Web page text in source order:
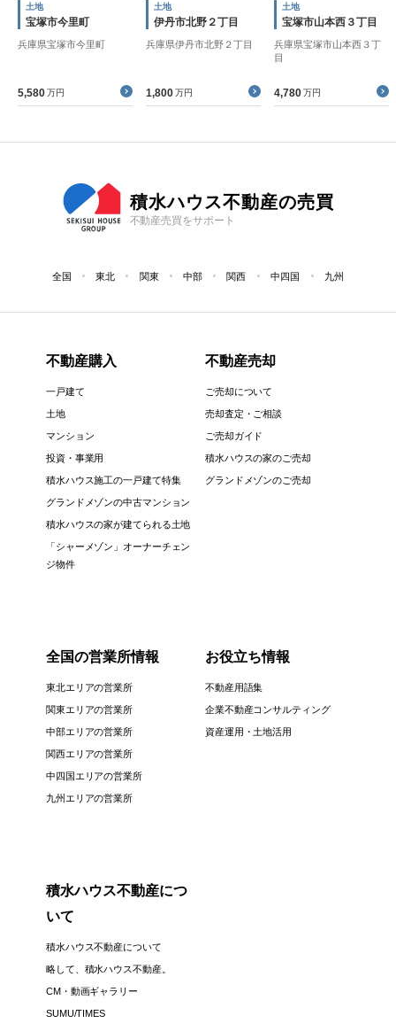
土地
宝塚市今里町
兵庫県宝塚市今里町
5,580 万円
土地
伊丹市北野２丁目
兵庫県伊丹市北野２丁目
1,800 万円
土地
宝塚市山本西３丁目
兵庫県宝塚市山本西３丁
目
4,780 万円
積水ハウス不動産の売買
不動産売買をサポート
全国 東北 関東 中部 関西 中四国 九州
不動産購入
一戸建て
土地
マンション
投資・事業用
積水ハウス施工の一戸建て特集
グランドメゾンの中古マンション
積水ハウスの家が建てられる土地
「シャーメゾン」オーナーチェン
ジ物件
不動産売却
ご売却について
売却査定・ご相談
ご売却ガイド
積水ハウスの家のご売却
グランドメゾンのご売却
全国の営業所情報
東北エリアの営業所
関東エリアの営業所
中部エリアの営業所
関西エリアの営業所
中四国エリアの営業所
九州エリアの営業所
お役立ち情報
不動産用語集
企業不動産コンサルティング
資産運用・土地活用
積水ハウス不動産につ
いて
積水ハウス不動産について
略して、積水ハウス不動産。
CM・動画ギャラリー
SUMU/TIMES